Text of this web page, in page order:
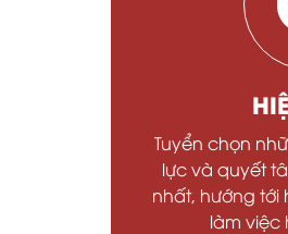
Tuyển chọn
lực và quyết
nhất, hướng tới
làm việc